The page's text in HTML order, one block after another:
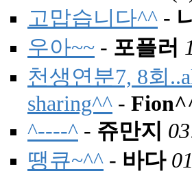
고맙습니다^^ -
우아~~ - 포플러
천생연분7, 8회
sharing^^ -
^----^ - 쥬만지
땡큐~^^ - 바다